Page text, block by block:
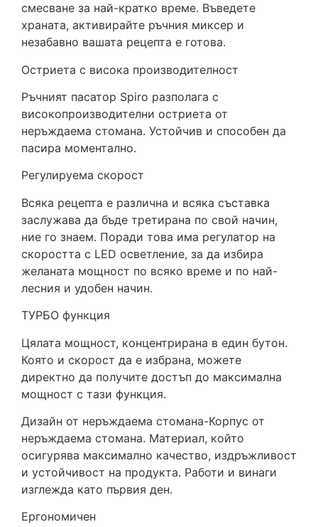
смесване за най-кратко време. Въведете
храната, активирайте ръчния миксер и
незабавно вашата рецепта е готова.
Остриета с висока производителност
Ръчният пасатор Spiro разполага с
високопроизводителни остриета от
неръждаема стомана. Устойчив и способен да
пасира моментално.
Регулируема скорост
Всяка рецепта е различна и всяка съставка
заслужава да бъде третирана по свой начин,
ние го знаем. Поради това има регулатор на
скоростта с LED осветление, за да избира
желаната мощност по всяко време и по най-
лесния и удобен начин.
ТУРБО функция
Цялата мощност, концентрирана в един бутон.
Която и скорост да е избрана, можете
директно да получите достъп до максимална
мощност с тази функция.
Дизайн от неръждаема стомана-Корпус от
неръждаема стомана. Материал, който
осигурява максимално качество, издръжливост
и устойчивост на продукта. Работи и винаги
изглежда като първия ден.
Ергономичен